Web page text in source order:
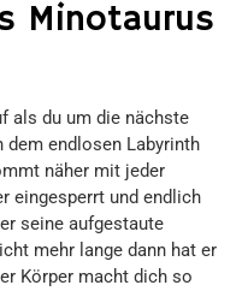
Minotaurus
als du um die nächste
dem endlosen Labyrinth
näher mit jeder
eingesperrt und endlich
seine aufgestaute
mehr lange dann hat er
Körper macht dich so